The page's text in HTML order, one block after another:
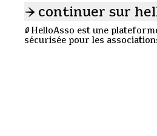
continuer sur
🔒HelloAsso est une
sécurisée pour les